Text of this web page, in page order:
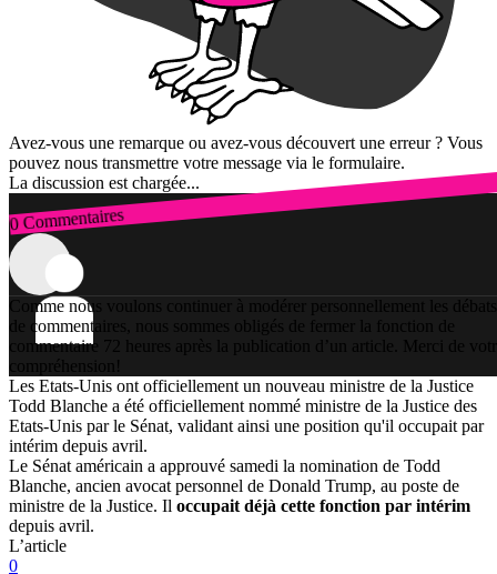
Avez-vous une remarque ou avez-vous découvert une erreur ? Vous
pouvez nous transmettre votre message via le formulaire.
La discussion est chargée...
0 Commentaires
Connexion
Comme nous voulons continuer à modérer personnellement les débats
de commentaires, nous sommes obligés de fermer la fonction de
commentaire 72 heures après la publication d’un article. Merci de
compréhension!
Les Etats-Unis ont officiellement un nouveau ministre de la Justice
Todd Blanche a été officiellement nommé ministre de la Justice des
Etats-Unis par le Sénat, validant ainsi une position qu'il occupait par
intérim depuis avril.
Le Sénat américain a approuvé samedi la nomination de Todd
Blanche, ancien avocat personnel de Donald Trump, au poste de
ministre de la Justice. Il occupait déjà cette fonction par intérim
depuis avril.
L’article
0